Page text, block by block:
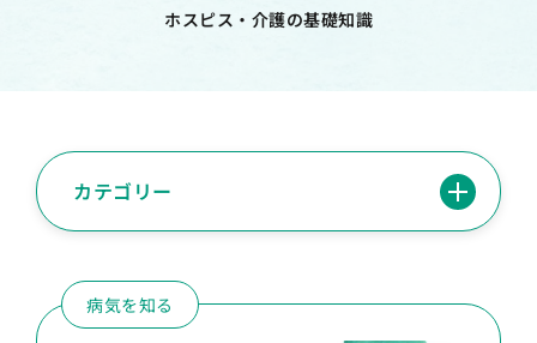
ホスピス・介護の基礎知識
カテゴリー
病気を知る